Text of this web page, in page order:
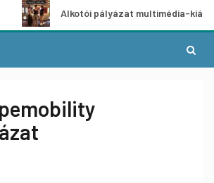
Alkotói pályázat multimédia-kiállításhoz